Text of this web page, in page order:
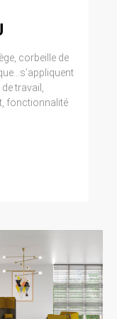
corbeille de
travail,
fonctionnalité